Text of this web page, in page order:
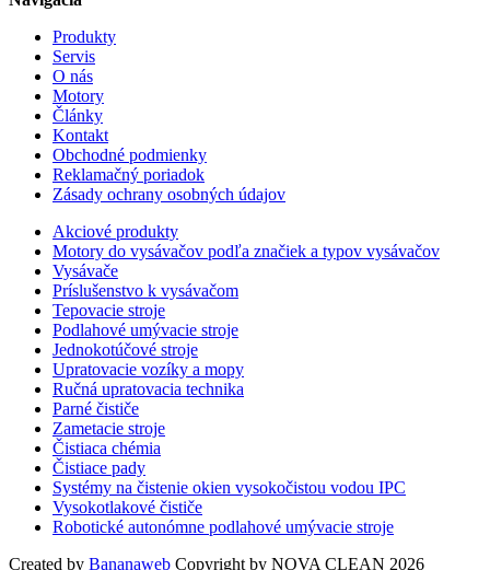
Produkty
Servis
O nás
Motory
Články
Kontakt
Obchodné podmienky
Reklamačný poriadok
Zásady ochrany osobných údajov
Akciové produkty
Motory do vysávačov podľa značiek a typov vysávačov
Vysávače
Príslušenstvo k vysávačom
Tepovacie stroje
Podlahové umývacie stroje
Jednokotúčové stroje
Upratovacie vozíky a mopy
Ručná upratovacia technika
Parné čističe
Zametacie stroje
Čistiaca chémia
Čistiace pady
Systémy na čistenie okien vysokočistou vodou IPC
Vysokotlakové čističe
Robotické autonómne podlahové umývacie stroje
Created by Bananaweb Copyright by NOVA CLEAN 2026